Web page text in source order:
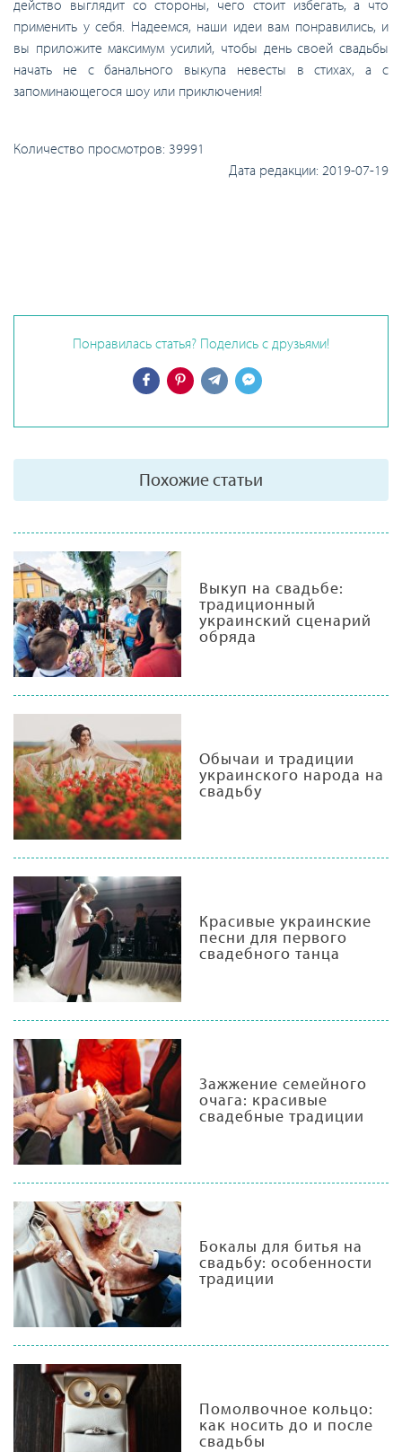
действо выглядит со стороны, чего стоит избегать, а что
применить у себя. Надеемся, наши идеи вам понравились, и
вы приложите максимум усилий, чтобы день своей свадьбы
начать не с банального выкупа невесты в стихах, а с
запоминающегося шоу или приключения!
Количество просмотров: 39991
Дата редакции: 2019-07-19
Понравилась статья? Поделись с друзьями!
Похожие статьи
Выкуп на свадьбе:
традиционный
украинский сценарий
обряда
Обычаи и традиции
украинского народа на
свадьбу
Красивые украинские
песни для первого
свадебного танца
Зажжение семейного
очага: красивые
свадебные традиции
Бокалы для битья на
свадьбу: особенности
традиции
Помолвочное кольцо:
как носить до и после
свадьбы